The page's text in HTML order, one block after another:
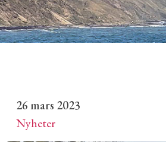
26 mars 2023
Nyheter